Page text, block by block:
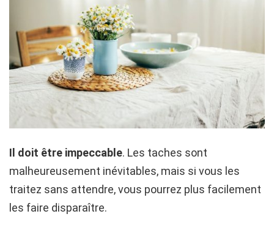
Il doit être impeccable. Les taches sont
malheureusement inévitables, mais si vous les
traitez sans attendre, vous pourrez plus facilement
les faire disparaître.